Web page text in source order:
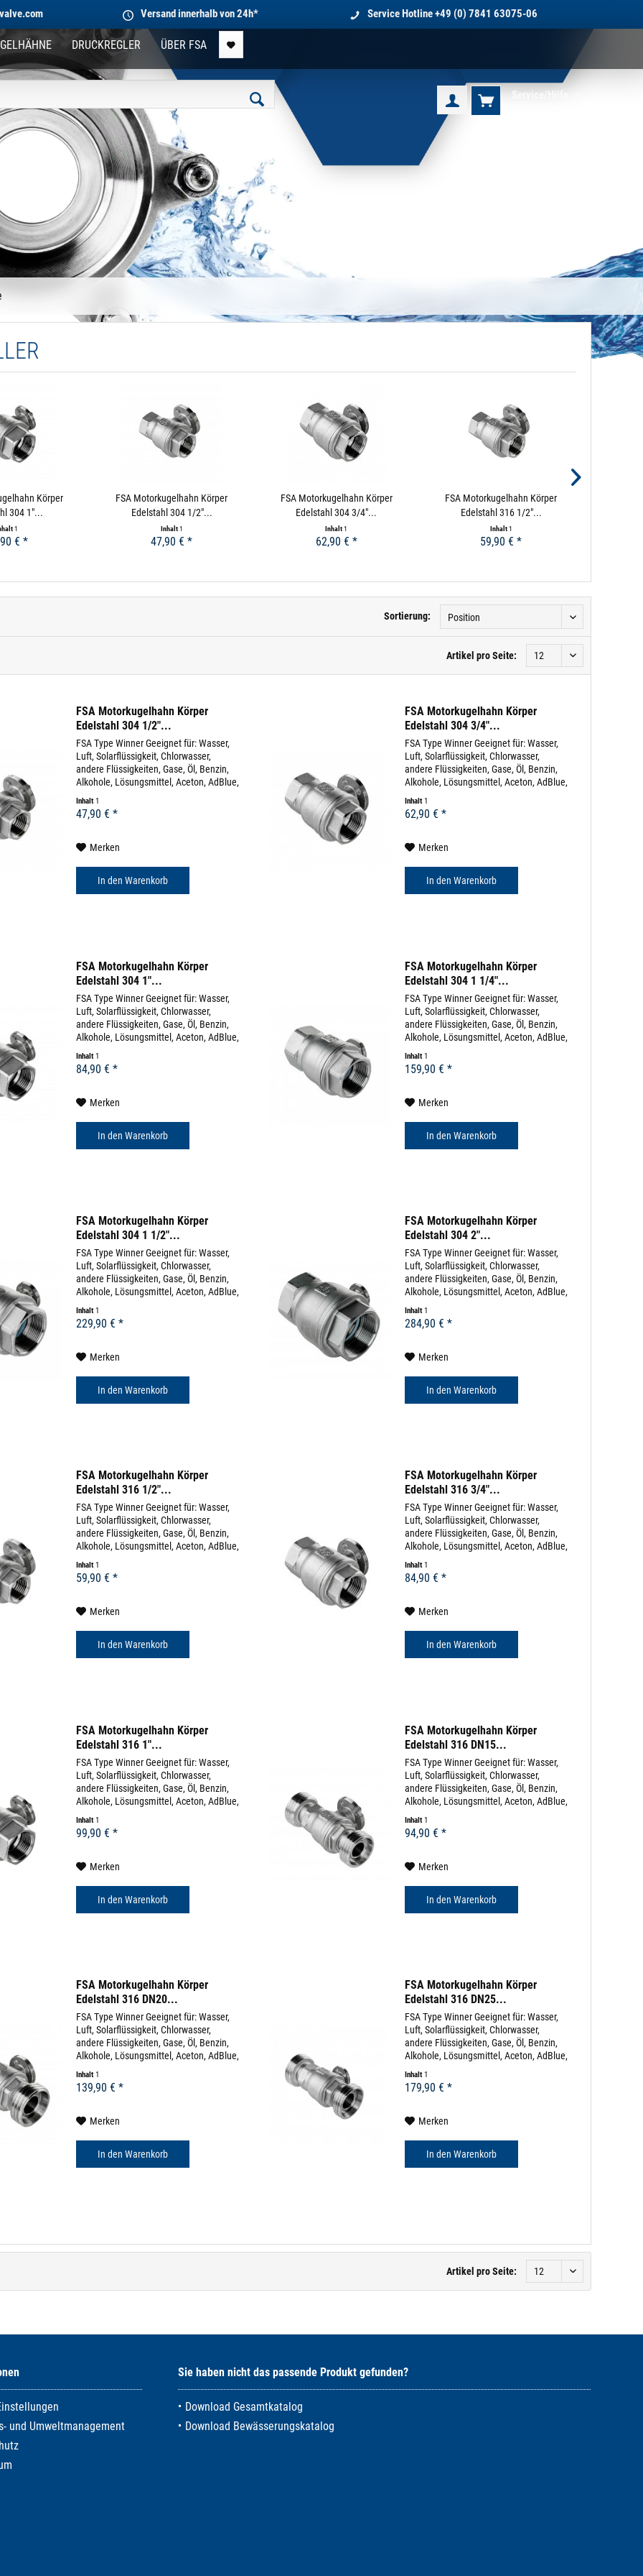
Versand innerhalb von 24h* Service Hotline+49 (0) 7841 63075-06
DRUCKREGLER ÜBER FSA
Service/Hilfe
Körper
304 1"...
1
€ *
FSA Motorkugelhahn Körper
Edelstahl 304 1/2"...
Inhalt1
47,90 € *
FSA Motorkugelhahn Körper
Edelstahl 304 3/4"...
Inhalt1
62,90 € *
FSA Motorkugelhahn Körper
Edelstahl 316 1/2"...
Inhalt1
59,90 € *
Sortierung:
Artikel pro Seite:
FSA Motorkugelhahn Körper
Edelstahl 304 1/2"...
FSA Type Winner Geeignet für: Wasser,
Luft, Solarflüssigkeit, Chlorwasser,
andere Flüssigkeiten, Gase, Öl, Benzin,
Alkohole, Lösungsmittel, Aceton, AdBlue,
uvm (diverse Beständigkeitslisten)
Körpermaterial: Edelstahl 304 Dichtung:
EPDM...
Inhalt1
47,90 € *
Merken
In den Warenkorb
FSA Motorkugelhahn Körper
Edelstahl 304 3/4"...
FSA Type Winner Geeignet für: Wasser,
Luft, Solarflüssigkeit, Chlorwasser,
andere Flüssigkeiten, Gase, Öl, Benzin,
Alkohole, Lösungsmittel, Aceton, AdBlue,
uvm (diverse Beständigkeitslisten)
Körpermaterial: Edelstahl 304 Dichtung:
EPDM...
Inhalt1
62,90 € *
Merken
In den Warenkorb
FSA Motorkugelhahn Körper
Edelstahl 304 1"...
FSA Type Winner Geeignet für: Wasser,
Luft, Solarflüssigkeit, Chlorwasser,
andere Flüssigkeiten, Gase, Öl, Benzin,
Alkohole, Lösungsmittel, Aceton, AdBlue,
Körpermaterial: Edelstahl 304 Dichtung:
EPDM...
Inhalt1
84,90 € *
Merken
In den Warenkorb
FSA Motorkugelhahn Körper
Edelstahl 304 1 1/4"...
FSA Type Winner Geeignet für: Wasser,
Luft, Solarflüssigkeit, Chlorwasser,
andere Flüssigkeiten, Gase, Öl, Benzin,
Alkohole, Lösungsmittel, Aceton, AdBlue,
Körpermaterial: Edelstahl 304 Dichtung:
EPDM...
Inhalt1
159,90 € *
Merken
In den Warenkorb
FSA Motorkugelhahn Körper
Edelstahl 304 1 1/2"...
FSA Type Winner Geeignet für: Wasser,
Luft, Solarflüssigkeit, Chlorwasser,
andere Flüssigkeiten, Gase, Öl, Benzin,
Alkohole, Lösungsmittel, Aceton, AdBlue,
Körpermaterial: Edelstahl 304 Dichtung:
EPDM...
Inhalt1
229,90 € *
Merken
In den Warenkorb
FSA Motorkugelhahn Körper
Edelstahl 304 2"...
FSA Type Winner Geeignet für: Wasser,
Luft, Solarflüssigkeit, Chlorwasser,
andere Flüssigkeiten, Gase, Öl, Benzin,
Alkohole, Lösungsmittel, Aceton, AdBlue,
Körpermaterial: Edelstahl 304 Dichtung:
EPDM...
Inhalt1
284,90 € *
Merken
In den Warenkorb
FSA Motorkugelhahn Körper
Edelstahl 316 1/2"...
FSA Type Winner Geeignet für: Wasser,
Luft, Solarflüssigkeit, Chlorwasser,
andere Flüssigkeiten, Gase, Öl, Benzin,
Alkohole, Lösungsmittel, Aceton, AdBlue,
uvm (diverse Beständigkeitslisten)
Körpermaterial: Edelstahl 316 Dichtung:
EPDM...
Inhalt1
59,90 € *
Merken
In den Warenkorb
FSA Motorkugelhahn Körper
Edelstahl 316 3/4"...
FSA Type Winner Geeignet für: Wasser,
Luft, Solarflüssigkeit, Chlorwasser,
andere Flüssigkeiten, Gase, Öl, Benzin,
Alkohole, Lösungsmittel, Aceton, AdBlue,
uvm (diverse Beständigkeitslisten)
Körpermaterial: Edelstahl 316 Dichtung:
EPDM...
Inhalt1
84,90 € *
Merken
In den Warenkorb
FSA Motorkugelhahn Körper
Edelstahl 316 1"...
FSA Type Winner Geeignet für: Wasser,
Luft, Solarflüssigkeit, Chlorwasser,
andere Flüssigkeiten, Gase, Öl, Benzin,
Alkohole, Lösungsmittel, Aceton, AdBlue,
Körpermaterial: Edelstahl 316 Dichtung:
EPDM...
Inhalt1
99,90 € *
Merken
In den Warenkorb
FSA Motorkugelhahn Körper
Edelstahl 316 DN15...
FSA Type Winner Geeignet für: Wasser,
Luft, Solarflüssigkeit, Chlorwasser,
andere Flüssigkeiten, Gase, Öl, Benzin,
Alkohole, Lösungsmittel, Aceton, AdBlue,
Körpermaterial: Edelstahl 316 Dichtung:
EPDM...
Inhalt1
94,90 € *
Merken
In den Warenkorb
FSA Motorkugelhahn Körper
Edelstahl 316 DN20...
FSA Type Winner Geeignet für: Wasser,
Luft, Solarflüssigkeit, Chlorwasser,
andere Flüssigkeiten, Gase, Öl, Benzin,
Alkohole, Lösungsmittel, Aceton, AdBlue,
Körpermaterial: Edelstahl 316 Dichtung:
EPDM...
Inhalt1
139,90 € *
Merken
In den Warenkorb
FSA Motorkugelhahn Körper
Edelstahl 316 DN25...
FSA Type Winner Geeignet für: Wasser,
Luft, Solarflüssigkeit, Chlorwasser,
andere Flüssigkeiten, Gase, Öl, Benzin,
Alkohole, Lösungsmittel, Aceton, AdBlue,
Körpermaterial: Edelstahl 316 Dichtung:
EPDM...
Inhalt1
179,90 € *
Merken
In den Warenkorb
Artikel pro Seite:
und Umweltmanagement
Sie haben nicht das passende Produkt gefunden?
Download Gesamtkatalog
Download Bewässerungskatalog